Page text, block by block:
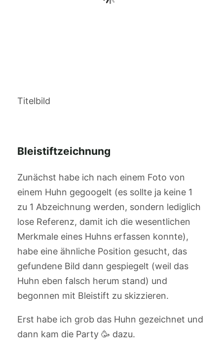
Titelbild
Bleistiftzeichnung
Zunächst habe ich nach einem Foto von
einem Huhn gegoogelt (es sollte ja keine 1
zu 1 Abzeichnung werden, sondern lediglich
lose Referenz, damit ich die wesentlichen
Merkmale eines Huhns erfassen konnte),
habe eine ähnliche Position gesucht, das
gefundene Bild dann gespiegelt (weil das
Huhn eben falsch herum stand) und
begonnen mit Bleistift zu skizzieren.
Erst habe ich grob das Huhn gezeichnet und
dann kam die Party 🥳 dazu.